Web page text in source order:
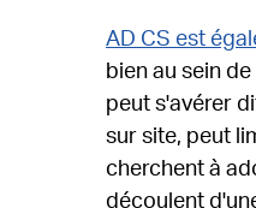
AD CS est
bien au sein
peut s'avérer
sur site, peut
cherchent à
découlent